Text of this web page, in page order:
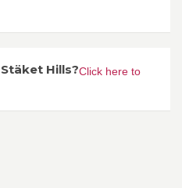
Hills?Click here to